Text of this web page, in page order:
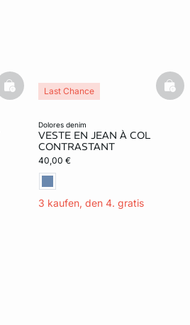
basketfull
dolores denim
VESTE EN JEAN À COL
CONTRASTANT
40,00 €
3 kaufen, den 4. gratis
Last Chance